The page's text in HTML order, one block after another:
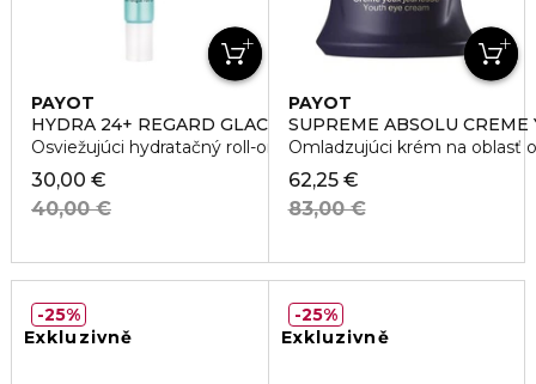
PAYOT
HYDRA 24+ REGARD GLACON
Osviežujúci hydratačný roll-on na očné okolie
30,00 €
40,00 €
PAYOT
SUPREME ABSOLU CREME
Omladzujúci krém na oblasť
62,25 €
83,00 €
Exkluzivně
25%
Exkluzivně
25%